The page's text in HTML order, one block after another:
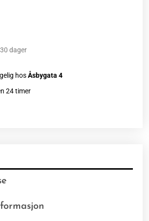
dager
hosÅsbygata 4
24 timer